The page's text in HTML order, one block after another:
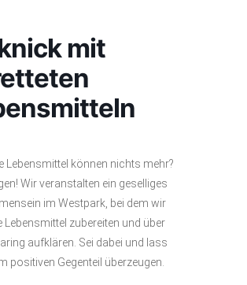
mit
Lebensmittel können nichts mehr?
Wir veranstalten ein geselliges
im Westpark, bei dem wir
Lebensmittel zubereiten und über
aufklären. Sei dabei und lass
positiven Gegenteil überzeugen.